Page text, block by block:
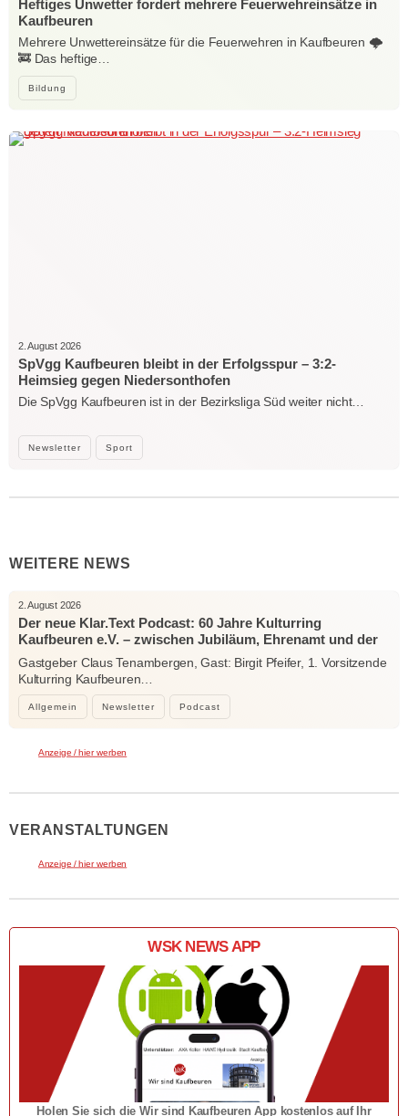
Bildung
Heftiges Unwetter fordert mehrere Feuerwehreinsätze in
Kaufbeuren
Mehrere Unwettereinsätze für die Feuerwehren in Kaufbeuren 🌩️
🚒 Das heftige…
Newsletter Sport
2. August 2026
SpVgg Kaufbeuren bleibt in der Erfolgsspur – 3:2-
Heimsieg gegen Niedersonthofen
Die SpVgg Kaufbeuren ist in der Bezirksliga Süd weiter nicht…
WEITERE NEWS
Allgemein Newsletter Podcast
2. August 2026
Der neue Klar.Text Podcast: 60 Jahre Kulturring
Kaufbeuren e.V. – zwischen Jubiläum, Ehrenamt und der
Kraft der Kultur
Gastgeber Claus Tenambergen, Gast: Birgit Pfeifer, 1. Vorsitzende
Kulturring Kaufbeuren…
Anzeige / hier werben
VERANSTALTUNGEN
Anzeige / hier werben
WSK NEWS APP
Holen Sie sich die Wir sind Kaufbeuren App kostenlos auf Ihr